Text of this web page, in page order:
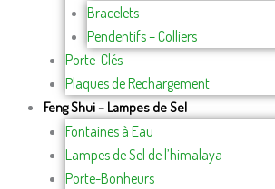
Bracelets
Pendentifs – Colliers
Porte-Clés
Plaques de Rechargement
Feng Shui – Lampes de Sel
Fontaines à Eau
Lampes de Sel de l’himalaya
Porte-Bonheurs